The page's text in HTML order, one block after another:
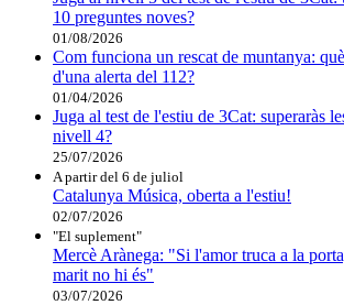
10 preguntes noves?
01/08/2026
Com funciona un rescat de muntanya:
d'una alerta del 112?
01/04/2026
Juga al test de l'estiu de 3Cat: superaràs
nivell 4?
25/07/2026
A partir del 6 de juliol
Catalunya Música, oberta a l'estiu!
02/07/2026
"El suplement"
Mercè Arànega: "Si l'amor truca a la
marit no hi és"
03/07/2026